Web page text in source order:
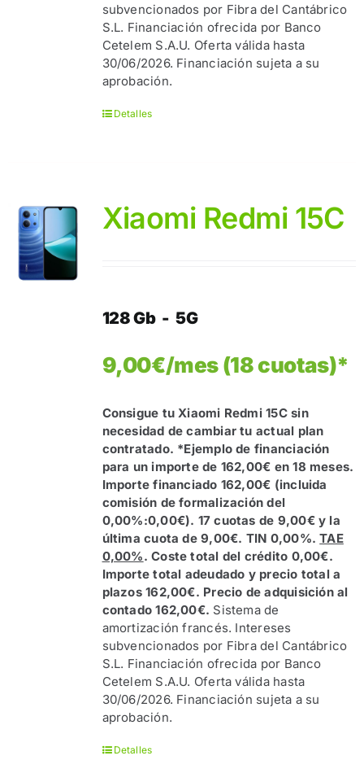
subvencionados por Fibra del Cantábrico
S.L. Financiación ofrecida por Banco
Cetelem S.A.U. Oferta válida hasta
30/06/2026. Financiación sujeta a su
aprobación.
Detalles
Xiaomi Redmi 15C
128 Gb - 5G
9,00€/mes (18 cuotas)*
Consigue tu Xiaomi Redmi 15C sin
necesidad de cambiar tu actual plan
contratado. *Ejemplo de financiación
para un importe de 162,00€ en 18 meses.
Importe financiado 162,00€ (incluida
comisión de formalización del
0,00%:0,00€). 17 cuotas de 9,00€ y la
última cuota de 9,00€. TIN 0,00%.TAE
0,00%. Coste total del crédito 0,00€.
Importe total adeudado y precio total a
plazos 162,00€. Precio de adquisición al
contado 162,00€. Sistema de
amortización francés. Intereses
subvencionados por Fibra del Cantábrico
S.L. Financiación ofrecida por Banco
Cetelem S.A.U. Oferta válida hasta
30/06/2026. Financiación sujeta a su
aprobación.
Detalles